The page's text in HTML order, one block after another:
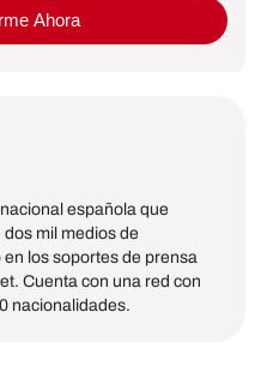
Ahora
española que
mil medios de
los soportes de prensa
Cuenta con una red con
nacionalidades.